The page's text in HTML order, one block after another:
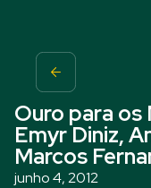
Ouro para os
Emyr Diniz,
Marcos
junho 4, 2012